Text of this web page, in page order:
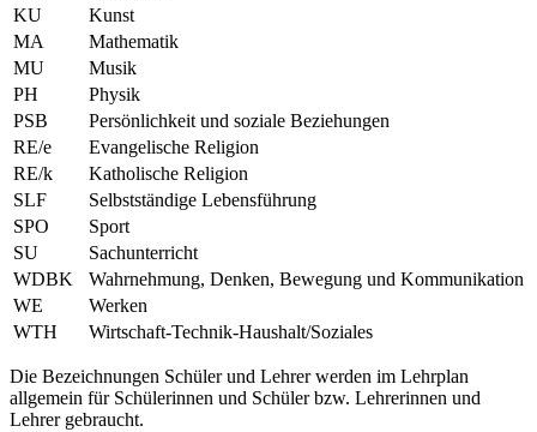
KU
Kunst
MA
Mathematik
MU
Musik
PH
Physik
PSB
Persönlichkeit und soziale Beziehungen
RE/e
Evangelische Religion
RE/k
Katholische Religion
SLF
Selbstständige Lebensführung
SPO
Sport
SU
Sachunterricht
WDBK
Wahrnehmung, Denken, Bewegung und Kommunikation
WE
Werken
WTH
Wirtschaft-Technik-Haushalt/Soziales
Die Bezeichnungen Schüler und Lehrer werden im Lehrplan
allgemein für Schülerinnen und Schüler bzw. Lehrerinnen und
Lehrer gebraucht.